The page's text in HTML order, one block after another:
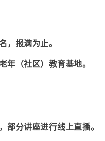
，报满为止。
年（社区）教育基地。
部分讲座进行线上直播。